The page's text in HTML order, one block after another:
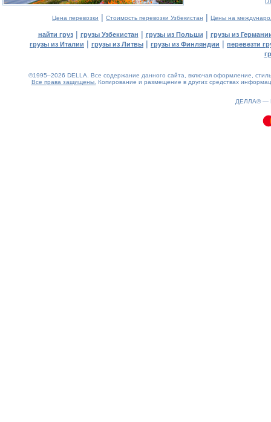
Цена перевозки | Стоимость перевозки Узбекистан | Цены на
найти груз| грузы Узбекистан | грузы из Польши | грузы из
грузы из Италии | грузы из Литвы | грузы из Финляндии | перевезти
©1995–2026 DELLA. Все содержание данного сайта, включая оформление,
Все права защищены. Копирование и размещение в других средствах
ДЕЛЛА® —